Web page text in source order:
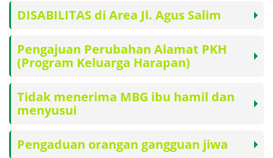
DISABILITAS di Area Jl. Agus Salim
Pengajuan Perubahan Alamat PKH
(Program Keluarga Harapan)
Tidak menerima MBG ibu hamil dan
menyusui
Pengaduan orangan gangguan jiwa